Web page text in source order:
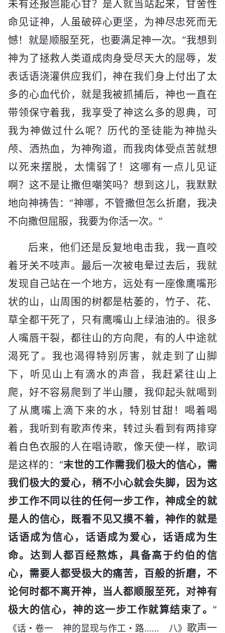
未有还报岂能心甘？是人就当站起来，甘舍性
命见证神，人虽破碎心更坚，为神尽忠死而无
憾！就是顺服至死，也要满足神一次。”我想到
神为了拯救人类道成肉身受尽天大的屈辱，发
表话语浇灌供应我们，神在我们身上付出了太
多的心血代价，就是我被抓捕后，神也一直在
带领保守着我，我享受了神这么多的恩典，可
我为神做过什么呢？历代的圣徒能为神抛头
颅、洒热血，为神殉道，而我肉体受点苦就想
以死来摆脱，太懦弱了！这哪有一点儿见证
啊？这不是让撒但嘲笑吗？想到这儿，我默默
地向神祷告：“神哪，不管撒但怎么折磨，我决
不向撒但屈服，我要为你活一次。”
后来，他们还是反复地电击我，我一直咬
着牙关不吱声。最后一次被电晕过去后，我就
发现自己站在一个地方，远处有一座像鹰嘴形
状的山，山周围的树都是枯萎的，竹子、花、
草全都干死了，只有鹰嘴山上绿油油的。很多
人嘴唇干裂，都往山的方向爬，有的人中途就
渴死了。我也渴得特别厉害，就走到了山脚
下，听见山上有滴水的声音，我赶紧往山上
爬，好不容易爬到了半山腰，我仰起头就喝到
了从鹰嘴上滴下来的水，特别甘甜！喝着喝
着，我听到有歌声传来，转过头看到有两排穿
着白色衣服的人在唱诗歌，像天使一样，歌词
是这样的：“末世的工作需我们极大的信心，需
我们极大的爱心，稍不小心就会失脚，因为这
步工作不同以往的任何一步工作，神成全的就
是人的信心，既看不见又摸不着，神作的就是
话语成为信心，话语成为爱心，话语成为生
命。达到人都百经熬炼，具备高于约伯的信
心，需要人都受极大的痛苦，百般的折磨，不
论何时都不离开神，当人都顺服至死，对神有
极大的信心，神的这一步工作就算结束了。 ”
《话・卷一 神的显现与作工・路…… 八》 歌声一